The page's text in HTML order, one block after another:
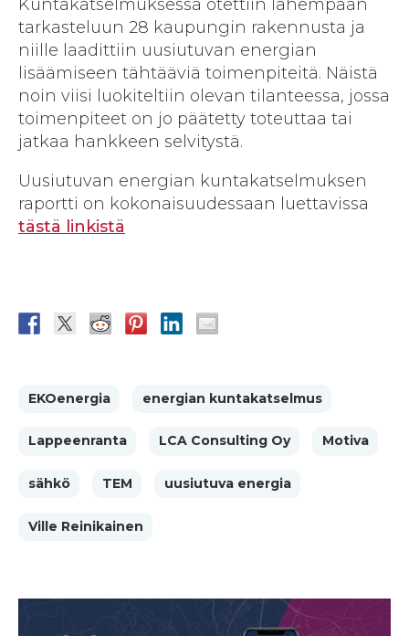
Kuntakatselmuksessa otettiin lähempään
tarkasteluun 28 kaupungin rakennusta ja
niille laadittiin uusiutuvan energian
lisäämiseen tähtääviä toimenpiteitä. Näistä
noin viisi luokiteltiin olevan tilanteessa, jossa
toimenpiteet on jo päätetty toteuttaa tai
jatkaa hankkeen selvitystä.
Uusiutuvan energian kuntakatselmuksen
raportti on kokonaisuudessaan luettavissa
tästä linkistä
EKOenergia energian kuntakatselmus
Lappeenranta LCA Consulting Oy Motiva
sähkö TEM uusiutuva energia
Ville Reinikainen